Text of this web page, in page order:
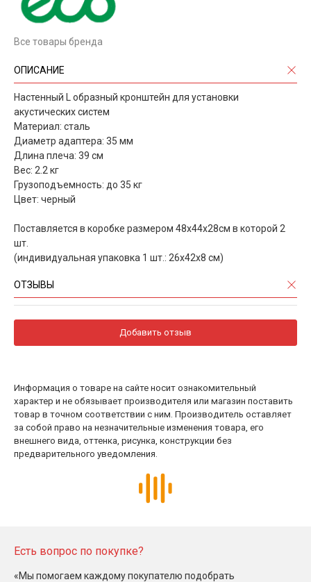
Все товары бренда
ОПИСАНИЕ
Настенный L образный кронштейн для установки
акустических систем
Материал: сталь
Диаметр адаптера: 35 мм
Длина плеча: 39 см
Вес: 2.2 кг
Грузоподъемность: до 35 кг
Цвет: черный
Поставляется в коробке размером 48х44х28см в которой 2
шт.
(индивидуальная упаковка 1 шт.: 26х42х8 см)
ОТЗЫВЫ
Добавить отзыв
Информация о товаре на сайте носит ознакомительный
характер и не обязывает производителя или магазин поставить
товар в точном соответствии с ним. Производитель оставляет
за собой право на незначительные изменения товара, его
внешнего вида, оттенка, рисунка, конструкции без
предварительного уведомления.
Есть вопрос по покупке?
«Мы помогаем каждому покупателю подобрать